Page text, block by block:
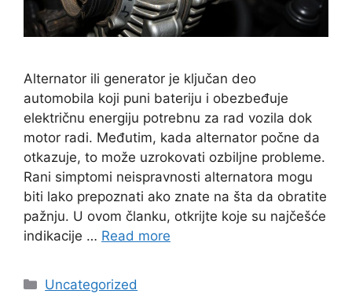
Alternator ili generator je ključan deo
automobila koji puni bateriju i obezbeđuje
električnu energiju potrebnu za rad vozila dok
motor radi. Međutim, kada alternator počne da
otkazuje, to može uzrokovati ozbiljne probleme.
Rani simptomi neispravnosti alternatora mogu
biti lako prepoznati ako znate na šta da obratite
pažnju. U ovom članku, otkrijte koje su najčešće
indikacije … Read more
Categories
Uncategorized